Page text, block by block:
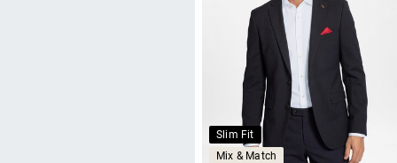
Slim Fit
Mix & Match